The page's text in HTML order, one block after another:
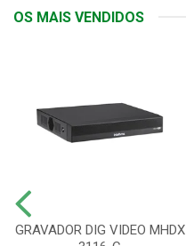
OS MAIS VENDIDOS
GRAVADOR DIG VIDEO MHDX